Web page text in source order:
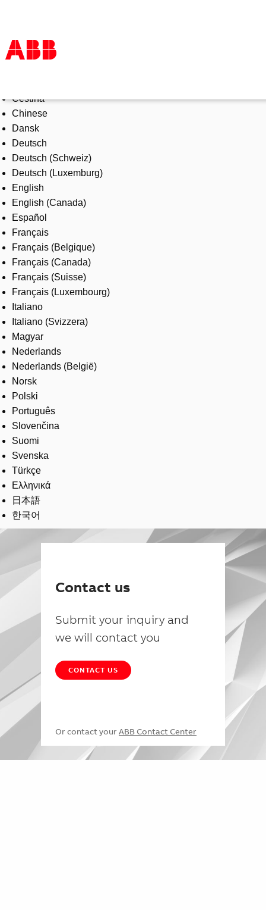
Products & Solutions
Industries
Services
About us
Where to buy
Contact us
Careers
Čeština
Chinese
Dansk
Deutsch
Deutsch (Schweiz)
Deutsch (Luxemburg)
English
English (Canada)
Español
Français
Français (Belgique)
Français (Canada)
Français (Suisse)
Français (Luxembourg)
Italiano
Italiano (Svizzera)
Magyar
Nederlands
Nederlands (België)
Norsk
Polski
Português
Slovenčina
Suomi
Svenska
Türkçe
Ελληνικά
日本語
한국어
Contact us
Submit your inquiry and
we will contact you
CONTACT US
Or contact your ABB Contact Center